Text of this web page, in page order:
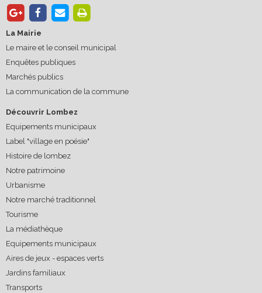
La Mairie
Le maire et le conseil municipal
Enquêtes publiques
Marchés publics
La communication de la commune
Découvrir Lombez
Equipements municipaux
Label "village en poésie"
Histoire de lombez
Notre patrimoine
Urbanisme
Notre marché traditionnel
Tourisme
La médiathèque
Equipements municipaux
Aires de jeux - espaces verts
Jardins familiaux
Transports